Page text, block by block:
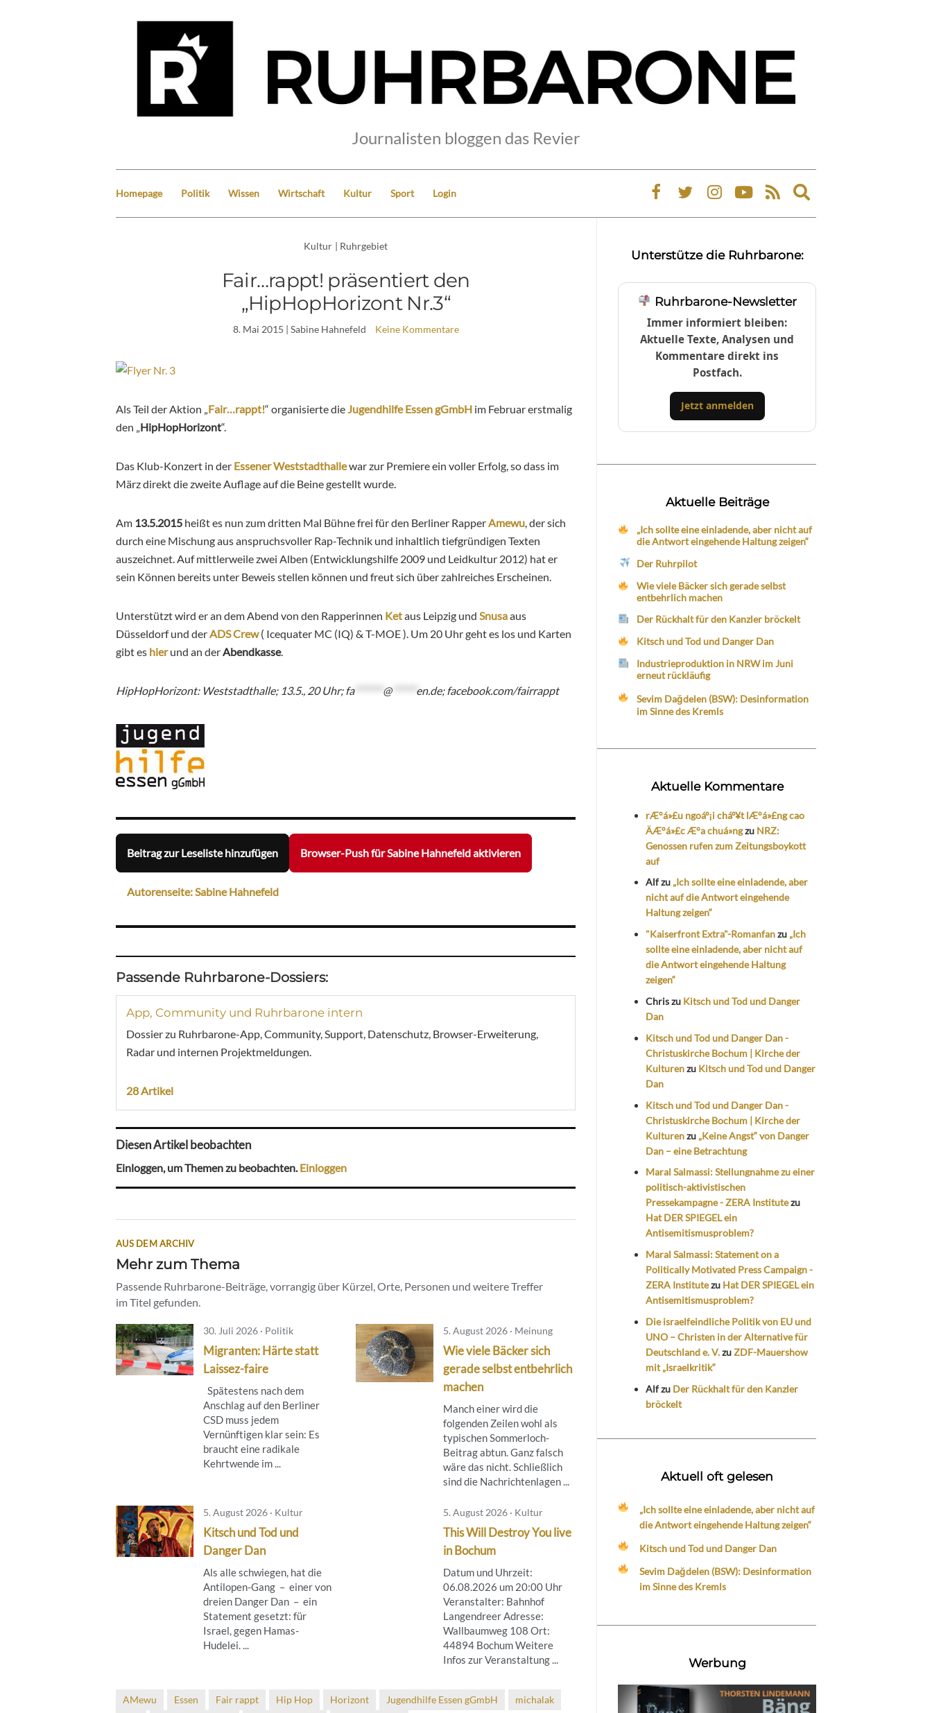
Journalisten bloggen das Revier
Homepage Politik Wissen Wirtschaft Kultur Sport Login
Expand
search
Kultur | Ruhrgebiet
Fair…rappt! präsentiert den
„HipHopHorizont Nr.3“
8. Mai 2015 | Sabine Hahnefeld Keine Kommentare
Als Teil der Aktion „ Fair…rappt!“ organisierte die Jugendhilfe Essen gGmbH im Februar erstmalig
den „ HipHopHorizont“.
Das Klub-Konzert in der Essener Weststadthallewar zur Premiere ein voller Erfolg, so dass im
März direkt die zweite Auflage auf die Beine gestellt wurde.
Am 13.5.2015 heißt es nun zum dritten Mal Bühne frei für den Berliner Rapper Amewu , der sich
durch eine Mischung aus anspruchsvoller Rap-Technik und inhaltlich tiefgründigen Texten
auszeichnet. Auf mittlerweile zwei Alben (Entwicklungshilfe 2009 und Leidkultur 2012) hat er
sein Können bereits unter Beweis stellen können und freut sich über zahlreiches Erscheinen.
Unterstützt wird er an dem Abend von den Rapperinnen Ketaus Leipzig und Snusaaus
Düsseldorf und der ADS Crew( Icequater MC (IQ) & T-MOE ). Um 20 Uhr geht es los und Karten
gibt es hierund an der Abendkasse.
HipHopHorizont: Weststadthalle; 13.5., 20 Uhr; fa******* @****** en.de; facebook.com/fairrappt
Beitrag zur Leseliste hinzufügen Browser-Push für Sabine Hahnefeld aktivieren
Autorenseite: Sabine Hahnefeld
Passende Ruhrbarone-Dossiers:
App, Community und Ruhrbarone intern
Dossier zu Ruhrbarone-App, Community, Support, Datenschutz, Browser-Erweiterung,
Radar und internen Projektmeldungen.
28 Artikel
Diesen Artikel beobachten
Einloggen, um Themen zu beobachten.Einloggen
AUS DEM ARCHIV
Mehr zum Thema
Passende Ruhrbarone-Beiträge, vorrangig über Kürzel, Orte, Personen und weitere Treffer
im Titel gefunden.
30. Juli 2026 · Politik
Migranten: Härte statt
Laissez-faire
Spätestens nach dem
Anschlag auf den Berliner
CSD muss jedem
Vernünftigen klar sein: Es
braucht eine radikale
Kehrtwende im ...
5. August 2026 · Meinung
Wie viele Bäcker sich
gerade selbst entbehrlich
machen
Manch einer wird die
folgenden Zeilen wohl als
typischen Sommerloch-
Beitrag abtun. Ganz falsch
wäre das nicht. Schließlich
sind die Nachrichtenlagen ...
5. August 2026 · Kultur
Kitsch und Tod und
Danger Dan
Als alle schwiegen, hat die
Antilopen-Gang – einer von
dreien Danger Dan – ein
Statement gesetzt: für
Israel, gegen Hamas-
Hudelei. ...
5. August 2026 · Kultur
This Will Destroy You live
in Bochum
Datum und Uhrzeit:
06.08.2026 um 20:00 Uhr
Veranstalter: Bahnhof
Langendreer Adresse:
Wallbaumweg 108 Ort:
44894 Bochum Weitere
Infos zur Veranstaltung ...
AMewu Essen Fair rappt Hip Hop Horizont Jugendhilfe Essen gGmbH
michalak
Unterstütze die Ruhrbarone:
Ruhrbarone-Newsletter
Immer informiert bleiben:
Aktuelle Texte, Analysen und
Kommentare direkt ins
Postfach.
Jetzt anmelden
Aktuelle Beiträge
„Ich sollte eine einladende, aber nicht auf
die Antwort eingehende Haltung zeigen“
Der Ruhrpilot
Wie viele Bäcker sich gerade selbst
entbehrlich machen
Der Rückhalt für den Kanzler bröckelt
Kitsch und Tod und Danger Dan
Industrieproduktion in NRW im Juni
erneut rückläufig
Sevim Dağdelen (BSW): Desinformation
im Sinne des Kremls
Aktuelle Kommentare
rÆ°á»£u ngoáº¡i cháº¥t lÆ°á»£ng cao
ÄÆ°á»£c Æ°a chuá»ngzu NRZ:
Genossen rufen zum Zeitungsboykott
auf
Alfzu „Ich sollte eine einladende, aber
nicht auf die Antwort eingehende
Haltung zeigen“
"Kaiserfront Extra"-Romanfanzu „Ich
sollte eine einladende, aber nicht auf
die Antwort eingehende Haltung
zeigen“
Chriszu Kitsch und Tod und Danger
Dan
Kitsch und Tod und Danger Dan -
Christuskirche Bochum | Kirche der
Kulturenzu Kitsch und Tod und Danger
Dan
Kitsch und Tod und Danger Dan -
Christuskirche Bochum | Kirche der
Kulturenzu „Keine Angst“ von Danger
Dan – eine Betrachtung
Maral Salmassi: Stellungnahme zu einer
politisch-aktivistischen
Pressekampagne - ZERA Institutezu
Hat DER SPIEGEL ein
Antisemitismusproblem?
Maral Salmassi: Statement on a
Politically Motivated Press Campaign -
ZERA Institutezu Hat DER SPIEGEL ein
Antisemitismusproblem?
Die israelfeindliche Politik von EU und
UNO – Christen in der Alternative für
Deutschland e. V.zuZDF-Mauershow
mit „Israelkritik“
Alfzu Der Rückhalt für den Kanzler
bröckelt
Aktuell oft gelesen
„Ich sollte eine einladende, aber nicht auf
die Antwort eingehende Haltung zeigen“
Kitsch und Tod und Danger Dan
Sevim Dağdelen (BSW): Desinformation
im Sinne des Kremls
Werbung